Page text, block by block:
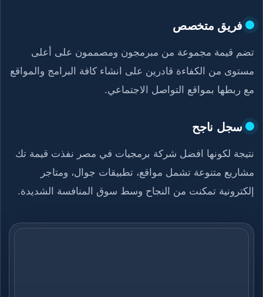
فريق متخصص
تضم قيمة مجموعة من مبرمجون ومصممون على أعلى
مستوى من الكفاءة قادرين على انشاء كافة البرامج والمواقع
مع ربطها بمواقع التواصل الاجتماعي.
سجل ناجح
نتيجة لكونها افضل شركة برمجيات في مصر نفذت قيمة تك
مشاريع متنوعة تشمل مواقع، تطبيقات جوال، ومتاجر
إلكترونية تمكنت من النجاح وسط سوق المنافسة الشديدة.